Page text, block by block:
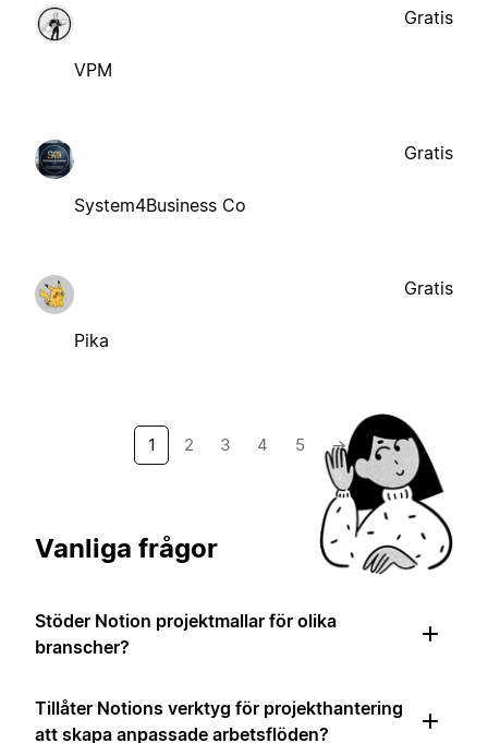
VPM
Gratis
System4Business Co
Gratis
Pika
Gratis
1 2 3 4 5 →
Vanliga frågor
Stöder Notion projektmallar för olika
branscher?
Tillåter Notions verktyg för projekthantering
att skapa anpassade arbetsflöden?